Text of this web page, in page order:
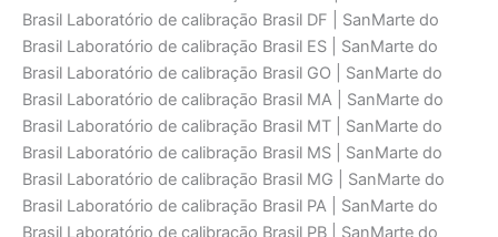
Brasil Laboratório de calibraçāo Brasil DF | SanMarte do
Brasil Laboratório de calibraçāo Brasil ES | SanMarte do
Brasil Laboratório de calibraçāo Brasil GO | SanMarte do
Brasil Laboratório de calibraçāo Brasil MA | SanMarte do
Brasil Laboratório de calibraçāo Brasil MT | SanMarte do
Brasil Laboratório de calibraçāo Brasil MS | SanMarte do
Brasil Laboratório de calibraçāo Brasil MG | SanMarte do
Brasil Laboratório de calibraçāo Brasil PA | SanMarte do
Brasil Laboratório de calibraçāo Brasil PB | SanMarte do